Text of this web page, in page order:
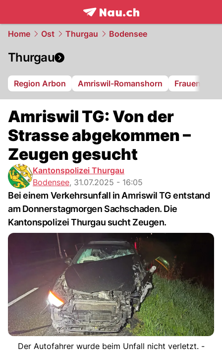
frontpage.NAU.ch
Home Ost Thurgau Bodensee
Thurgau
Region Arbon Amriswil-Romanshorn Frauenfeld
Amriswil TG: Von der
Strasse abgekommen –
Zeugen gesucht
Kantonspolizei Thurgau
Bodensee, 31.07.2025 - 16:05
Bei einem Verkehrsunfall in Amriswil TG entstand
am Donnerstagmorgen Sachschaden. Die
Kantonspolizei Thurgau sucht Zeugen.
Der Autofahrer wurde beim Unfall nicht verletzt. -